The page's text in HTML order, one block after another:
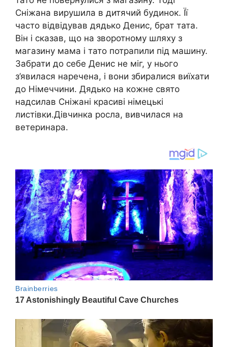
Сніжана вирушила в дитячий бyдинок. Її
часто відвідував дядько Денис, брат тата.
Він і сказав, що на зворотному шляху з
магазину мама і тато потрапили під машину.
Забрати до себе Денис не міг, у нього
з’явилася наречена, і вони збиралися виїхати
до Німеччини. Дядько на кожне свято
надсилав Сніжані красиві німецькі
листівки.Дівчинка росла, вивчилася на
ветеринара.